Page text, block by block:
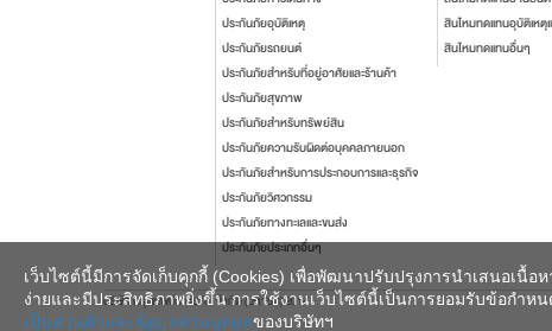
เว็บไซต์นี้มีการจัดเก็บคุกกี้ (Cookies) เพื่อพัฒนาปรับปรุงการนำเสนอเนื้
ง่ายและมีประสิทธิภาพยิ่งขึ้น การใช้งานเว็บไซต์นี้เป็นการยอมรับข้อกำห
เป็นส่วนตัวและข้อมูลส่วนบุคคลของบริษัทฯ
ประกันภัยอุบัติเหตุ
ประกันภัยรถยนต์
ประกันภัยสำหรับที่อยู่อาศัยและร้านค้า
ประกันภัยสุขภาพ
ประกันภัยสำหรับทรัพย์สิน
ประกันภัยความรับผิดต่อบุคคลภายนอก
ประกันภัยสำหรับการประกอบการและธุรกิจ
ประกันภัยวิศวกรรม
ประกันภัยทางทะเลและขนส่ง
ประกันภัยประเภทอื่นๆ
สินไหมทดแทนอุบัติเหตุ
สินไหมทดแทนอื่นๆ
บริษัท กรุงเทพประกันภัย จำกัด (มหาชน) 2014